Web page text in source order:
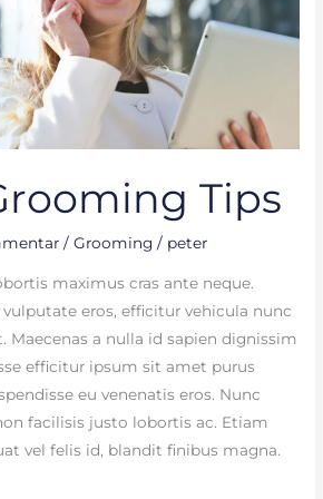
Tips
/Grooming / peter
maximus cras ante neque.
eros, efficitur vehicula nunc
Maecenas a nulla id sapien dignissim
efficitur ipsum sit amet purus
eu venenatis eros. Nunc
facilisis justo lobortis ac. Etiam
vel felis id, blandit finibus magna.